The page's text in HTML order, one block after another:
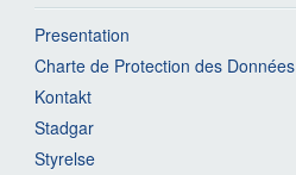
Presentation
Charte de Protection des Données
Kontakt
Stadgar
Styrelse